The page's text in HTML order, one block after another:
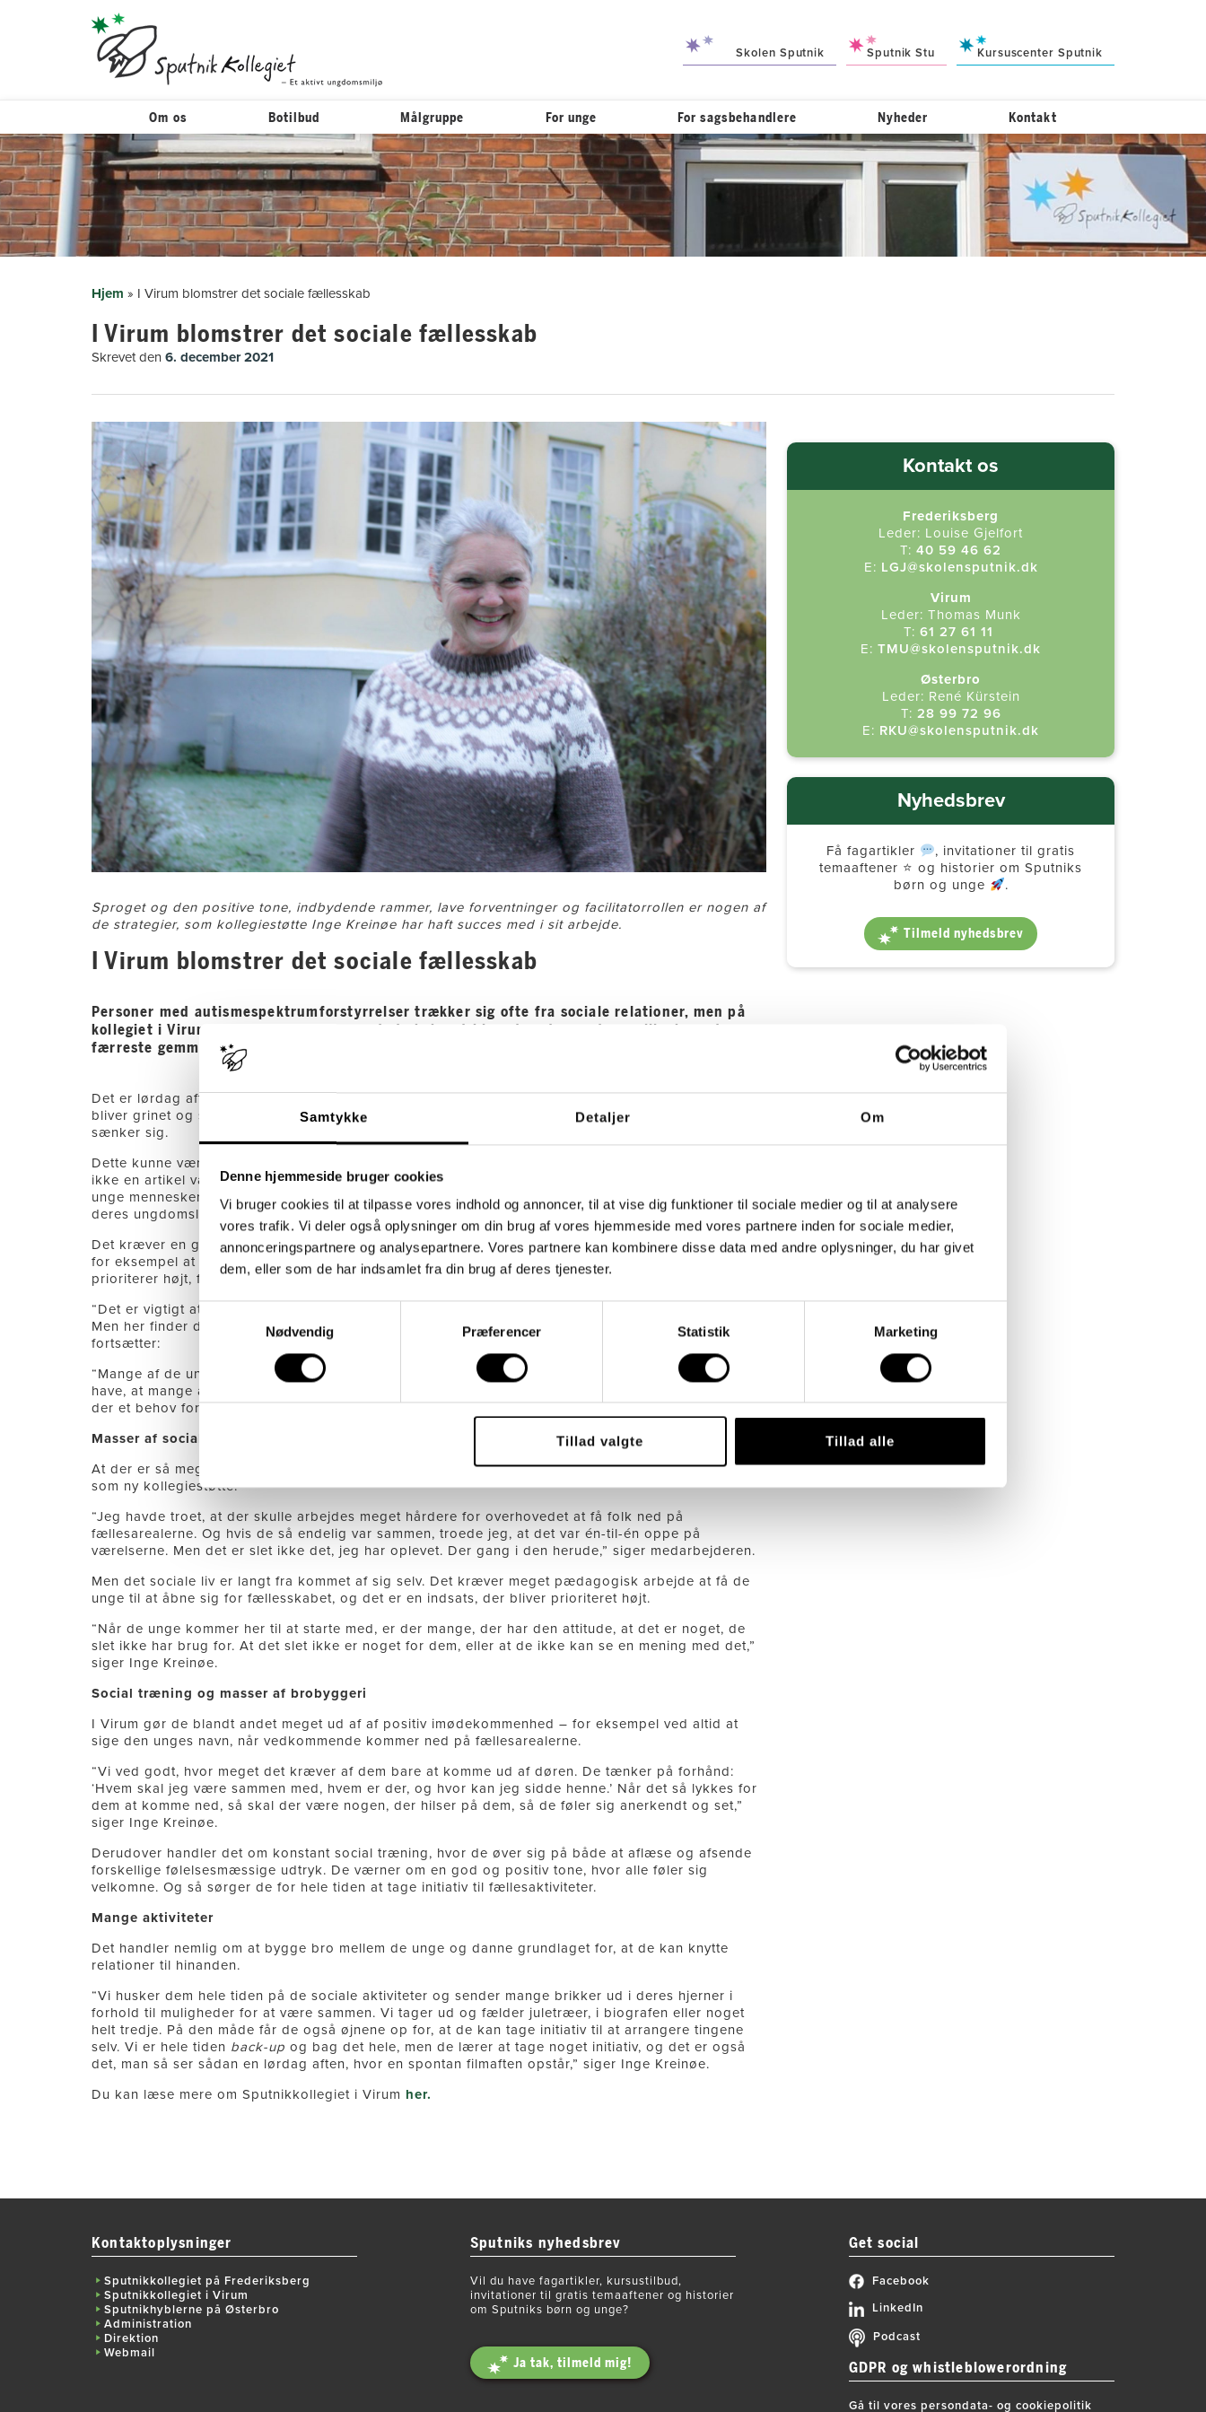
Samtykke Detaljer Om
Denne hjemmeside bruger cookies
Vi bruger cookies til at tilpasse vores indhold og annoncer, til at vise dig funktioner til sociale medier og til at analysere
vores trafik. Vi deler også oplysninger om din brug af vores hjemmeside med vores partnere inden for sociale medier,
annonceringspartnere og analysepartnere. Vores partnere kan kombinere disse data med andre oplysninger, du har givet
dem, eller som de har indsamlet fra din brug af deres tjenester.
Samtykkevalg
Nødvendig
Præferencer Statistik Marketing
Tillad valgte Tillad alle
Hop
til
indholdet
Skolen Sputnik Sputnik Stu Kursuscenter Sputnik
Om os Botilbud Målgruppe For unge For sagsbehandlere Nyheder Kontakt
Hjem » I Virum blomstrer det sociale fællesskab
I Virum blomstrer det sociale fællesskab
Skrevet den 6. december 2021
Sproget og den positive tone, indbydende rammer, lave forventninger og facilitatorrollen er nogen af
de strategier, som kollegiestøtte Inge Kreinøe har haft succes med i sit arbejde.
I Virum blomstrer det sociale fællesskab
Personer med autismespektrumforstyrrelser trækker sig ofte fra sociale relationer, men på
kollegiet i Virum har de haft succes med at skabe et blomstrende ungdomsmiljø, hvor de
færreste gemmer sig bag en lukket dør.
Det er lørdag aften på Sputnikkollegiet i Virum. En gruppe unge har samlet sig i fællesrummet. Der
bliver grinet og snakket. Debatten går på, hvilken film de skal se. Til sidst bliver de enige, og roen
sænker sig.
Dette kunne være en scene fra et helt almindeligt kollegium, og så ville det være hverdagskost og
ikke en artikel værdig. Men kollegiet i Virum er ikke et helt almindeligt kollegium. Her bor godt 20
unge mennesker med autismespektrumforstyrrelser, som har brug for særlig støtte i en periode af
deres ungdomsliv, før de kan klare sig i egen bolig.
Det kræver en god portion pædagogisk benarbejde at få dem til at indgå i sociale aktiviteter, som
for eksempel at se film sammen lørdag aften. Men på kollegiet i Virum er det noget, fagpersonalet
prioriterer højt, for som kollegiestøtte Inge Kreinøe siger:
“Det er vigtigt at træne de sociale færdigheder, fordi de fleste tror, at de ikke kan finde ud af det.
Men her finder de hurtigt ud af, at de i virkeligheden har mange, sociale kompetencer,” siger hun og
fortsætter:
“Mange af de unge mennesker vi har, de skal på en arbejdsplads. De skal ud og handle. Vi vil gerne
have, at mange af dem kommer til at bo selv eller sammen med en ven eller kæreste. Så derfor er
der et behov for, at de kan der her ting.”
Masser af socialt liv
At der er så meget socialt liv på kollegiet i Virum kom bag på en anonym ansat, der netop er startet
som ny kollegiestøtte.
“Jeg havde troet, at der skulle arbejdes meget hårdere for overhovedet at få folk ned på
fællesarealerne. Og hvis de så endelig var sammen, troede jeg, at det var én-til-én oppe på
værelserne. Men det er slet ikke det, jeg har oplevet. Der gang i den herude,” siger medarbejderen.
Men det sociale liv er langt fra kommet af sig selv. Det kræver meget pædagogisk arbejde at få de
unge til at åbne sig for fællesskabet, og det er en indsats, der bliver prioriteret højt.
“Når de unge kommer her til at starte med, er der mange, der har den attitude, at det er noget, de
slet ikke har brug for. At det slet ikke er noget for dem, eller at de ikke kan se en mening med det,”
siger Inge Kreinøe.
Social træning og masser af brobyggeri
I Virum gør de blandt andet meget ud af af positiv imødekommenhed – for eksempel ved altid at
sige den unges navn, når vedkommende kommer ned på fællesarealerne.
“Vi ved godt, hvor meget det kræver af dem bare at komme ud af døren. De tænker på forhånd:
‘Hvem skal jeg være sammen med, hvem er der, og hvor kan jeg sidde henne.’ Når det så lykkes for
dem at komme ned, så skal der være nogen, der hilser på dem, så de føler sig anerkendt og set,”
siger Inge Kreinøe.
Derudover handler det om konstant social træning, hvor de øver sig på både at aflæse og afsende
forskellige følelsesmæssige udtryk. De værner om en god og positiv tone, hvor alle føler sig
velkomne. Og så sørger de for hele tiden at tage initiativ til fællesaktiviteter.
Mange aktiviteter
Det handler nemlig om at bygge bro mellem de unge og danne grundlaget for, at de kan knytte
relationer til hinanden.
“Vi husker dem hele tiden på de sociale aktiviteter og sender mange brikker ud i deres hjerner i
forhold til muligheder for at være sammen. Vi tager ud og fælder juletræer, i biografen eller noget
helt tredje. På den måde får de også øjnene op for, at de kan tage initiativ til at arrangere tingene
selv. Vi er hele tiden back-up og bag det hele, men de lærer at tage noget initiativ, og det er også
det, man så ser sådan en lørdag aften, hvor en spontan filmaften opstår,” siger Inge Kreinøe.
Du kan læse mere om Sputnikkollegiet i Virum her.
Kontakt os
Frederiksberg
Leder: Louise Gjelfort
T:40 59 46 62
E: LGJ@skolensputnik.dk
Virum
Leder: Thomas Munk
T:61 27 61 11
E:TMU@skolensputnik.dk
Østerbro
Leder: René Kürstein
T: 28 99 72 96
E: RKU@skolensputnik.dk
Nyhedsbrev
Få fagartikler
, invitationer til gratis
temaaftener ⭐️ og historier om Sputniks
børn og unge
.
Tilmeld nyhedsbrev
Kontaktoplysninger
Sputnikkollegiet på Frederiksberg
Sputnikkollegiet i Virum
Sputnikhyblerne på Østerbro
Administration
Direktion
Webmail
Sputniks nyhedsbrev
Vil du have fagartikler, kursustilbud,
invitationer til gratis temaaftener og historier
om Sputniks børn og unge?
Ja tak, tilmeld mig!
Get social
Facebook
LinkedIn
Podcast
GDPR og whistleblowerordning
Gå til vores persondata- og cookiepolitik